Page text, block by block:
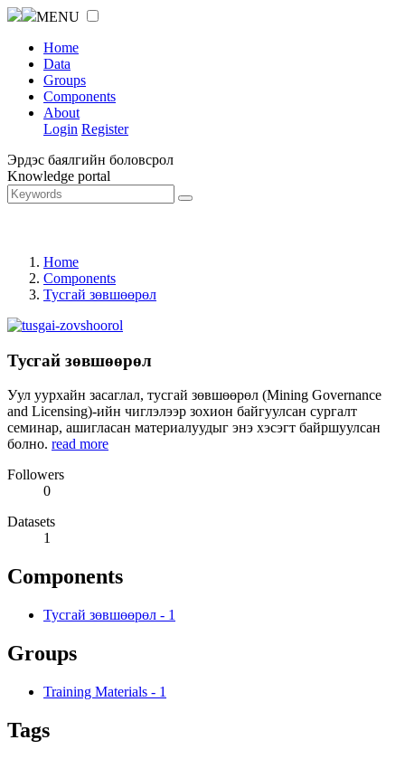
MENU
Home
Data
Groups
Components
About
Login Register
Эрдэс баялгийн боловсрол
Knowledge portal
Home
Components
Тусгай зөвшөөрөл
Тусгай зөвшөөрөл
Уул уурхайн засаглал, тусгай зөвшөөрөл (Mining Governance
and Licensing)-ийн чиглэлээр зохион байгуулсан сургалт
семинар, ашигласан материалуудыг энэ хэсэгт байршуулсан
болно. read more
Followers
0
Datasets
1
Components
Тусгай зөвшөөрөл - 1
Groups
Training Materials - 1
Tags